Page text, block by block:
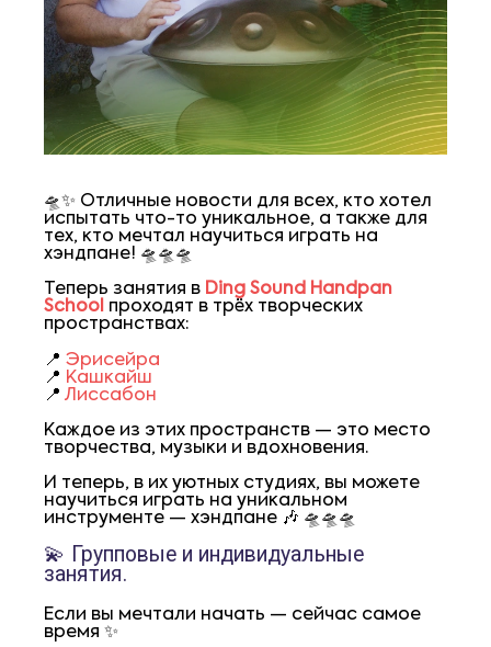
🛸✨ Отличные новости для всех, кто хотел
испытать что-то уникальное, а также для
тех, кто мечтал научиться играть на
хэндпане! 🛸🛸🛸
Теперь занятия в Ding Sound Handpan
School проходят в трёх творческих
пространствах:
📍 Эрисейра
📍 Кашкайш
📍 Лиссабон
Каждое из этих пространств — это место
творчества, музыки и вдохновения.
И теперь, в их уютных студиях, вы можете
научиться играть на уникальном
инструменте — хэндпане 🎶 🛸🛸🛸
💫 Групповые и индивидуальные
занятия.
Если вы мечтали начать — сейчас самое
время ✨